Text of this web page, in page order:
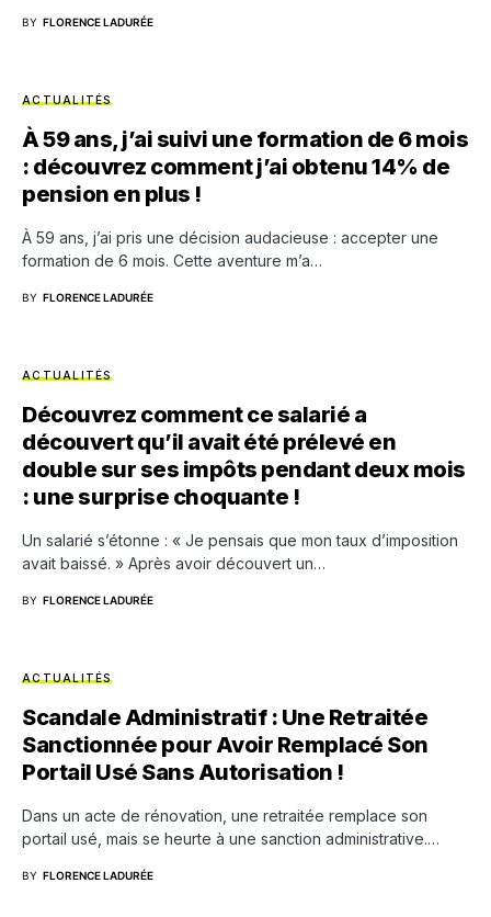
BY FLORENCE LADURÉE
ACTUALITÉS
À 59 ans, j’ai suivi une formation de 6 mois
: découvrez comment j’ai obtenu 14% de
pension en plus !
À 59 ans, j’ai pris une décision audacieuse : accepter une
formation de 6 mois. Cette aventure m’a…
BY FLORENCE LADURÉE
ACTUALITÉS
Découvrez comment ce salarié a
découvert qu’il avait été prélevé en
double sur ses impôts pendant deux mois
: une surprise choquante !
Un salarié s’étonne : « Je pensais que mon taux d’imposition
avait baissé. » Après avoir découvert un…
BY FLORENCE LADURÉE
ACTUALITÉS
Scandale Administratif : Une Retraitée
Sanctionnée pour Avoir Remplacé Son
Portail Usé Sans Autorisation !
Dans un acte de rénovation, une retraitée remplace son
portail usé, mais se heurte à une sanction administrative.…
BY FLORENCE LADURÉE